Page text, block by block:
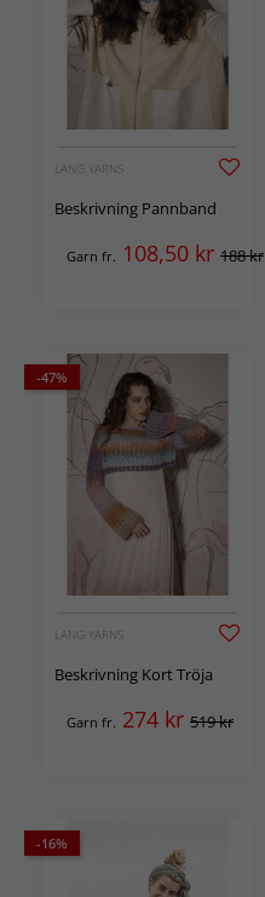
LANG YARNS
Beskrivning Pannband
Garn fr. 108,50 kr 188 kr
-47%
LANG YARNS
Beskrivning Kort Tröja
Garn fr. 274 kr 519 kr
-16%